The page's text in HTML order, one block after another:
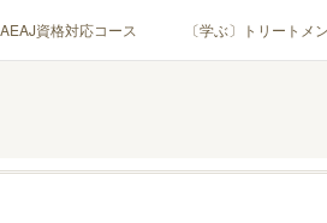
AEAJ資格対応コース 〔学ぶ〕トリートメ